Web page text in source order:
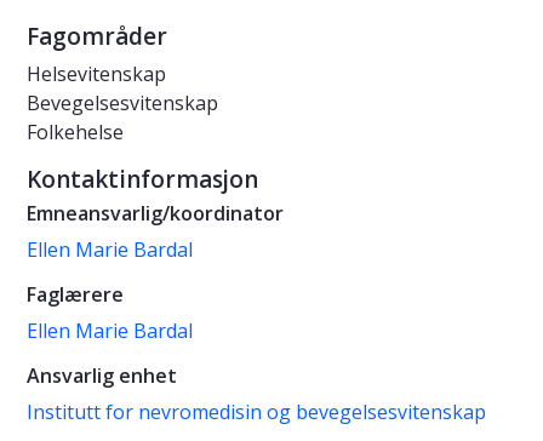
Fagområder
Helsevitenskap
Bevegelsesvitenskap
Folkehelse
Kontaktinformasjon
Emneansvarlig/koordinator
Ellen Marie Bardal
Faglærere
Ellen Marie Bardal
Ansvarlig enhet
Institutt for nevromedisin og bevegelsesvitenskap